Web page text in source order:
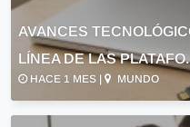
AVANCES
LÍNEA DE LAS
HACE 1 MES | MUNDO